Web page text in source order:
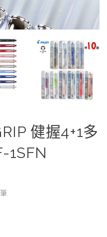
健握4+1多
1SFN